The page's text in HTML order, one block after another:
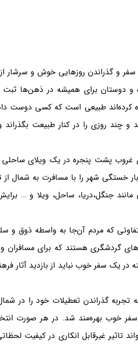
و گذراندن روزهایی خوش و سرشار
و دوستان برای همیشه در ذهن‌ها
کرده‌اند طبیعی است که کسی دوست
و چند روزی را در کنار طبیعت
غروب پشت پنجره در یک ویلای
شهر را با مسافرت به شمال از
جنگل،دریا، ساحل، ویلا و …
که مردم آن‌جا به واسطه ذوق و
گردشگری هستند که برای مسافران
در یک سفر خوب نباید از بازدید آثار
تجربه گذراندن تعطیلات خود را در
سفر خوب بهره‌مند شد. در هر صورت
غیرقابل انکاری در کیفیت